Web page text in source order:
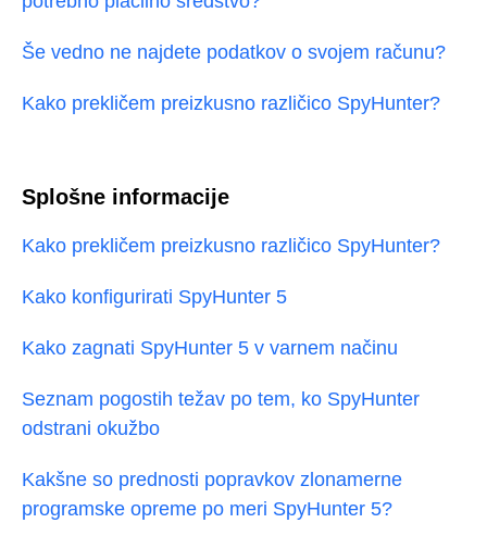
Še vedno ne najdete podatkov o svojem računu?
Kako prekličem preizkusno različico SpyHunter?
Splošne informacije
Kako prekličem preizkusno različico SpyHunter?
Kako konfigurirati SpyHunter 5
Kako zagnati SpyHunter 5 v varnem načinu
Seznam pogostih težav po tem, ko SpyHunter
odstrani okužbo
Kakšne so prednosti popravkov zlonamerne
programske opreme po meri SpyHunter 5?